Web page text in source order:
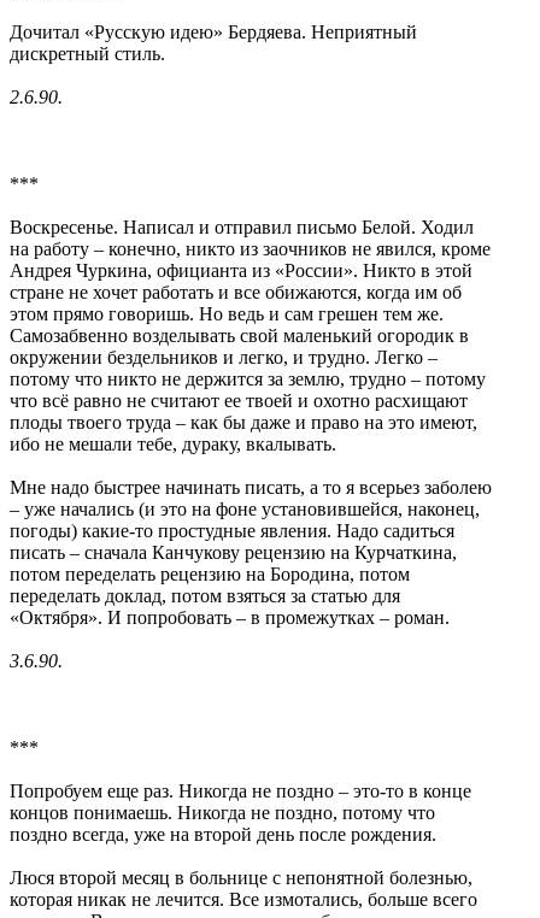
Дочитал «Русскую идею» Бердяева. Неприятный
дискретный стиль.
2.6.90.
***
Воскресенье. Написал и отправил письмо Белой. Ходил
на работу – конечно, никто из заочников не явился, кроме
Андрея Чуркина, официанта из «России». Никто в этой
стране не хочет работать и все обижаются, когда им об
этом прямо говоришь. Но ведь и сам грешен тем же.
Самозабвенно возделывать свой маленький огородик в
окружении бездельников и легко, и трудно. Легко –
потому что никто не держится за землю, трудно – потому
что всё равно не считают ее твоей и охотно расхищают
плоды твоего труда – как бы даже и право на это имеют,
ибо не мешали тебе, дураку, вкалывать.
Мне надо быстрее начинать писать, а то я всерьез заболею
– уже начались (и это на фоне установившейся, наконец,
погоды) какие-то простудные явления. Надо садиться
писать – сначала Канчукову рецензию на Курчаткина,
потом переделать рецензию на Бородина, потом
переделать доклад, потом взяться за статью для
«Октября». И попробовать – в промежутках – роман.
3.6.90.
***
Попробуем еще раз. Никогда не поздно – это-то в конце
концов понимаешь. Никогда не поздно, потому что
поздно всегда, уже на второй день после рождения.
Люся второй месяц в больнице с непонятной болезнью,
которая никак не лечится. Все измотались, больше всего